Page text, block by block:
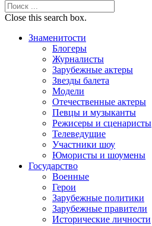
Close this search box.
Знаменитости
Блогеры
Журналисты
Зарубежные актеры
Звезды балета
Модели
Отечественные актеры
Певцы и музыканты
Режисеры и сценаристы
Телеведущие
Участники шоу
Юмористы и шоумены
Государство
Военные
Герои
Зарубежные политики
Зарубежные правители
Исторические личности